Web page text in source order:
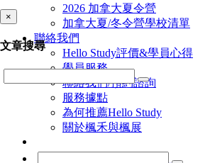
2026 加拿大夏令營
加拿大夏/冬令營學校清單
聯絡我們
Hello Study評價&學員心得
學員服務
聯絡我們/預約諮詢
服務據點
為何推薦Hello Study
關於楓禾與楓展
×
文章搜尋